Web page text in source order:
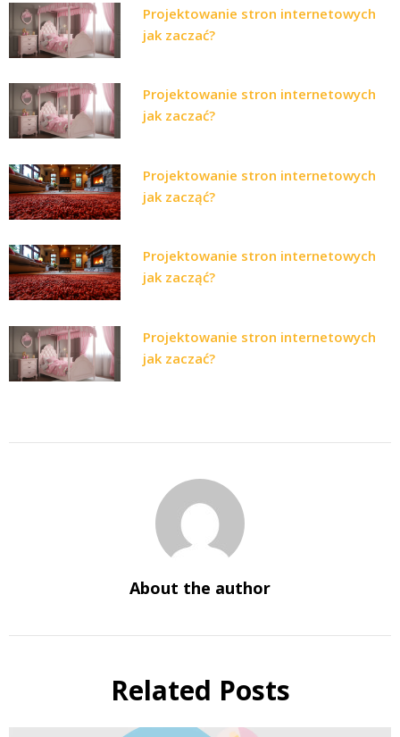
Projektowanie stron internetowych
jak zaczać?
Projektowanie stron internetowych
jak zaczać?
Projektowanie stron internetowych
jak zacząć?
Projektowanie stron internetowych
jak zacząć?
Projektowanie stron internetowych
jak zaczać?
About the author
Related Posts